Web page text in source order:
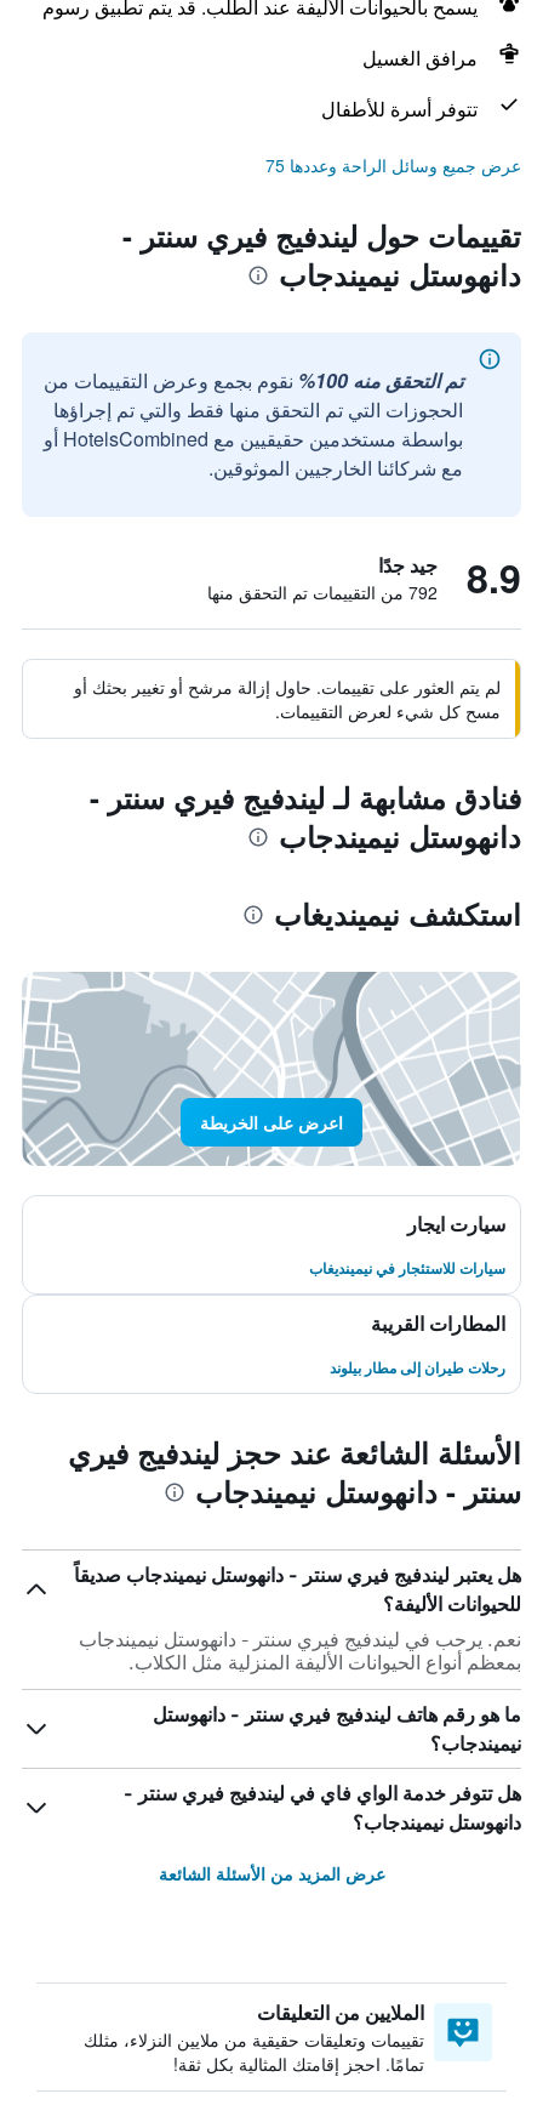
يسمح بالحيوانات الأليفة عند الطلب. قد يتم تطبيق رسوم
مرافق الغسيل
تتوفر أسرة للأطفال
عرض جميع وسائل الراحة وعددها 75
تقييمات حول ليندفيج فيري سنتر -
دانهوستل نيميندجاب
تم التحقق منه 100%
نقوم بجمع وعرض التقييمات من
الحجوزات التي تم التحقق منها فقط والتي تم إجراؤها
بواسطة مستخدمين حقيقيين مع HotelsCombined أو
مع شركائنا الخارجيين الموثوقين.
8.9 جيد جدًا
792 من التقييمات تم التحقق منها
لم يتم العثور على تقييمات. حاول إزالة مرشح أو تغيير بحثك أو
مسح كل شيء لعرض التقييمات.
فنادق مشابهة لـ ليندفيج فيري سنتر -
دانهوستل نيميندجاب
استكشف نيمينديغاب
اعرض على الخريطة
سيارت ايجار
سيارات للاستئجار في نيمينديغاب
المطارات القريبة
رحلات طيران إلى مطار بيلوند
الأسئلة الشائعة عند حجز ليندفيج فيري
سنتر - دانهوستل نيميندجاب
هل يعتبر ليندفيج فيري سنتر - دانهوستل نيميندجاب صديقاً
للحيوانات الأليفة؟
نعم. يرحب في ليندفيج فيري سنتر - دانهوستل نيميندجاب
بمعظم أنواع الحيوانات الأليفة المنزلية مثل الكلاب.
ما هو رقم هاتف ليندفيج فيري سنتر - دانهوستل
نيميندجاب؟
هل تتوفر خدمة الواي فاي في ليندفيج فيري سنتر -
دانهوستل نيميندجاب؟
عرض المزيد من الأسئلة الشائعة
الملايين من التعليقات
تقييمات وتعليقات حقيقية من ملايين النزلاء، مثلك
تمامًا. احجز إقامتك المثالية بكل ثقة!